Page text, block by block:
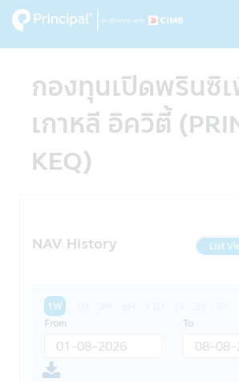
Skip
to
main
กองทุนเปิดพรินซิ
เกาหลี อิควิตี้
KEQ)
NAV History List
1W
From
To